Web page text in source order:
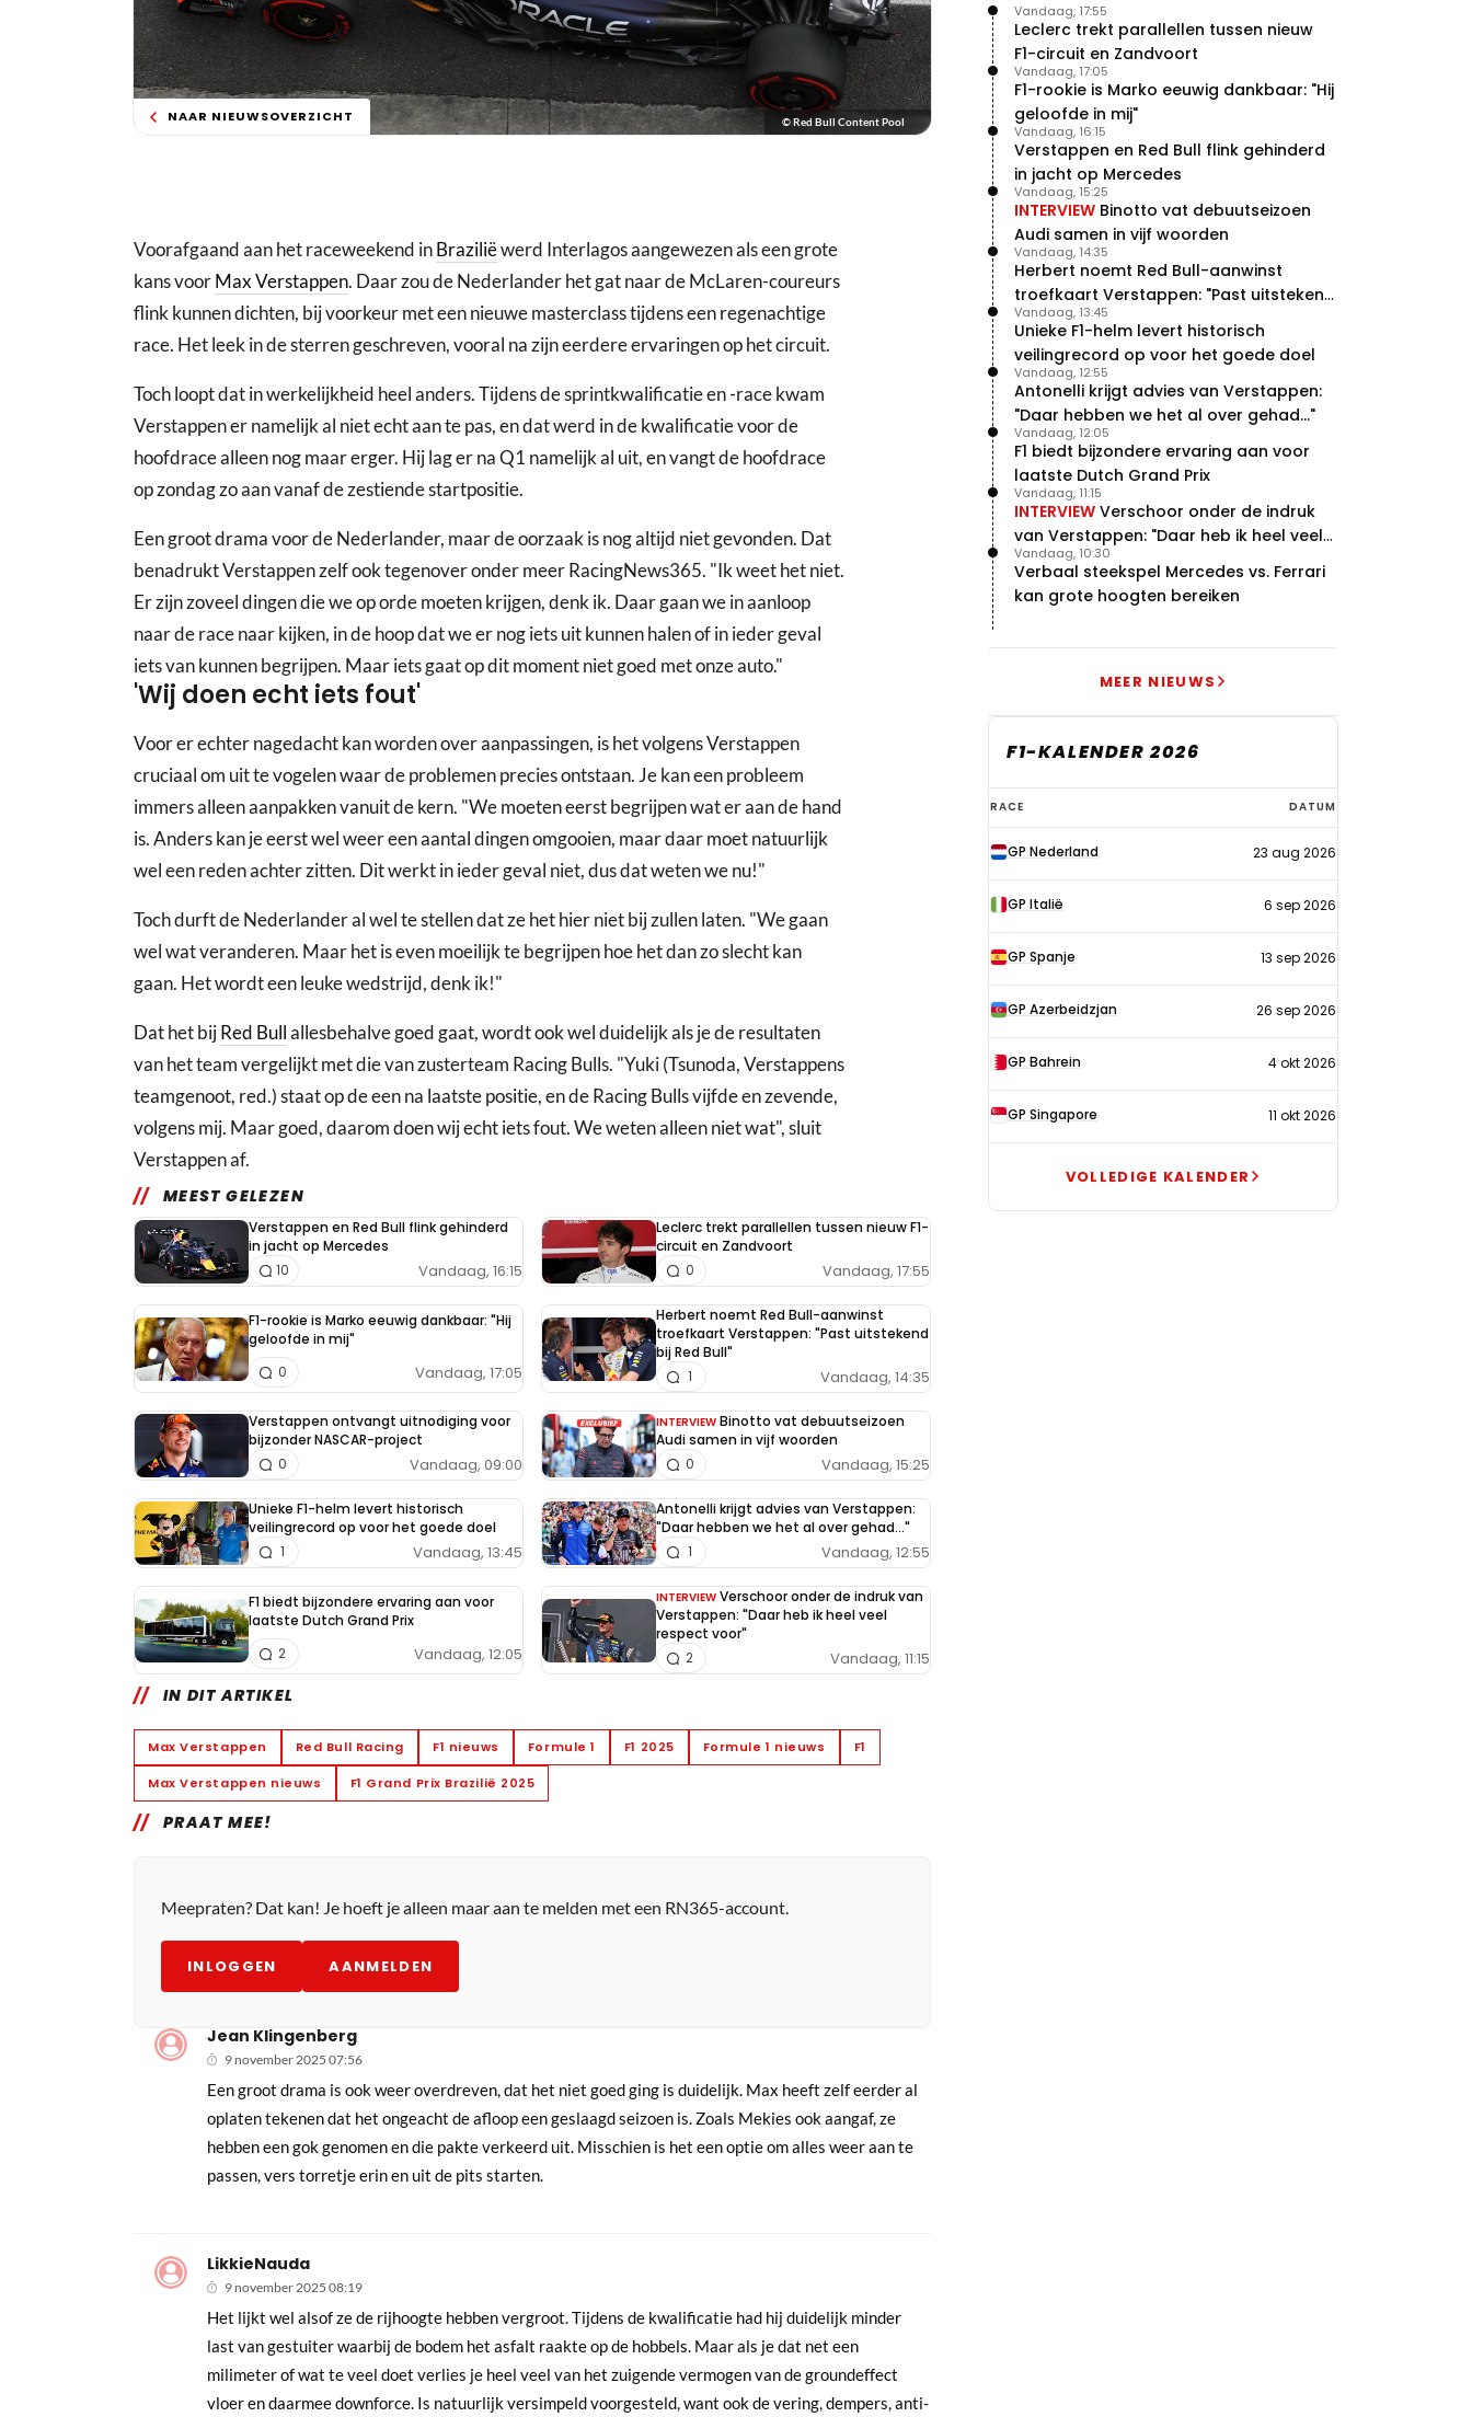
NAAR NIEUWSOVERZICHT © Red Bull Content Pool
Voorafgaand aan het raceweekend inBraziliëwerd Interlagos aangewezen als een grote
kans voorMax Verstappen. Daar zou de Nederlander het gat naar de McLaren-coureurs
flink kunnen dichten, bij voorkeur met een nieuwe masterclass tijdens een regenachtige
race. Het leek in de sterren geschreven, vooral na zijn eerdere ervaringen op het circuit.
Toch loopt dat in werkelijkheid heel anders. Tijdens de sprintkwalificatie en -race kwam
Verstappen er namelijk al niet echt aan te pas, en dat werd in de kwalificatie voor de
hoofdrace alleen nog maar erger. Hij lag er na Q1 namelijk al uit, en vangt de hoofdrace
op zondag zo aan vanaf de zestiende startpositie.
Een groot drama voor de Nederlander, maar de oorzaak is nog altijd niet gevonden. Dat
benadrukt Verstappen zelf ook tegenover onder meer RacingNews365. "Ik weet het niet.
Er zijn zoveel dingen die we op orde moeten krijgen, denk ik. Daar gaan we in aanloop
naar de race naar kijken, in de hoop dat we er nog iets uit kunnen halen of in ieder geval
iets van kunnen begrijpen. Maar iets gaat op dit moment niet goed met onze auto."
'Wij doen echt iets fout'
Voor er echter nagedacht kan worden over aanpassingen, is het volgens Verstappen
cruciaal om uit te vogelen waar de problemen precies ontstaan. Je kan een probleem
immers alleen aanpakken vanuit de kern. "We moeten eerst begrijpen wat er aan de hand
is. Anders kan je eerst wel weer een aantal dingen omgooien, maar daar moet natuurlijk
wel een reden achter zitten. Dit werkt in ieder geval niet, dus dat weten we nu!"
Toch durft de Nederlander al wel te stellen dat ze het hier niet bij zullen laten. "We gaan
wel wat veranderen. Maar het is even moeilijk te begrijpen hoe het dan zo slecht kan
gaan. Het wordt een leuke wedstrijd, denk ik!"
Dat het bijRed Bullallesbehalve goed gaat, wordt ook wel duidelijk als je de resultaten
van het team vergelijkt met die van zusterteam Racing Bulls. "Yuki (Tsunoda, Verstappens
teamgenoot, red.) staat op de een na laatste positie, en de Racing Bulls vijfde en zevende,
volgens mij. Maar goed, daarom doen wij echt iets fout. We weten alleen niet wat", sluit
Verstappen af.
MEEST GELEZEN
Verstappen en Red Bull flink gehinderd
in jacht op Mercedes
Vandaag, 16:15
10
Leclerc trekt parallellen tussen nieuw F1-
circuit en Zandvoort
Vandaag, 17:55
0
F1-rookie is Marko eeuwig dankbaar: "Hij
geloofde in mij"
Vandaag, 17:05
0
Herbert noemt Red Bull-aanwinst
troefkaart Verstappen: "Past uitstekend
bij Red Bull"
Vandaag, 14:35
1
Verstappen ontvangt uitnodiging voor
bijzonder NASCAR-project
Vandaag, 09:00
0
INTERVIEW Binotto vat debuutseizoen
Audi samen in vijf woorden
Vandaag, 15:25
0
Unieke F1-helm levert historisch
veilingrecord op voor het goede doel
Vandaag, 13:45
1
Antonelli krijgt advies van Verstappen:
"Daar hebben we het al over gehad..."
Vandaag, 12:55
1
F1 biedt bijzondere ervaring aan voor
laatste Dutch Grand Prix
Vandaag, 12:05
2
INTERVIEW Verschoor onder de indruk van
Verstappen: "Daar heb ik heel veel
respect voor"
Vandaag, 11:15
2
IN DIT ARTIKEL
Max Verstappen Red Bull Racing F1 nieuws Formule 1 F1 2025 Formule 1 nieuws F1
Max Verstappen nieuws F1 Grand Prix Brazilië 2025
PRAAT MEE!
Meepraten? Dat kan! Je hoeft je alleen maar aan te melden met een RN365-account.
INLOGGEN AANMELDEN
Jean Klingenberg
9 november 2025 07:56
Een groot drama is ook weer overdreven, dat het niet goed ging is duidelijk. Max heeft zelf eerder al
oplaten tekenen dat het ongeacht de afloop een geslaagd seizoen is. Zoals Mekies ook aangaf, ze
hebben een gok genomen en die pakte verkeerd uit. Misschien is het een optie om alles weer aan te
passen, vers torretje erin en uit de pits starten.
LikkieNauda
9 november 2025 08:19
Het lijkt wel alsof ze de rijhoogte hebben vergroot. Tijdens de kwalificatie had hij duidelijk minder
last van gestuiter waarbij de bodem het asfalt raakte op de hobbels. Maar als je dat net een
milimeter of wat te veel doet verlies je heel veel van het zuigende vermogen van de groundeffect
vloer en daarmee downforce. Is natuurlijk versimpeld voorgesteld, want ook de vering, dempers, anti-
Leclerc trekt parallellen tussen nieuw
F1-circuit en Zandvoort
Vandaag, 17:55
F1-rookie is Marko eeuwig dankbaar: "Hij
geloofde in mij"
Vandaag, 17:05
Verstappen en Red Bull flink gehinderd
in jacht op Mercedes
Vandaag, 16:15
INTERVIEW Binotto vat debuutseizoen
Audi samen in vijf woorden
Vandaag, 15:25
Herbert noemt Red Bull-aanwinst
troefkaart Verstappen: "Past uitstekend
bij Red Bull"
Vandaag, 14:35
Unieke F1-helm levert historisch
veilingrecord op voor het goede doel
Vandaag, 13:45
Antonelli krijgt advies van Verstappen:
"Daar hebben we het al over gehad..."
Vandaag, 12:55
F1 biedt bijzondere ervaring aan voor
laatste Dutch Grand Prix
Vandaag, 12:05
INTERVIEW Verschoor onder de indruk
van Verstappen: "Daar heb ik heel veel
respect voor"
Vandaag, 11:15
Verbaal steekspel Mercedes vs. Ferrari
kan grote hoogten bereiken
Vandaag, 10:30
MEER NIEUWS
F1-KALENDER 2026
F1-
kalender
2026
RACE DATUM
GP Nederland 23 aug 2026
GP Italië 6 sep 2026
GP Spanje 13 sep 2026
GP Azerbeidzjan 26 sep 2026
GP Bahrein 4 okt 2026
GP Singapore 11 okt 2026
VOLLEDIGE KALENDER